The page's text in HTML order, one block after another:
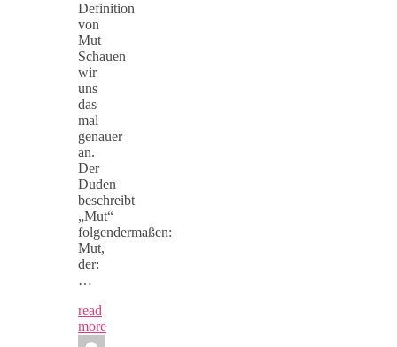
Definition
von
Mut
Schauen
wir
uns
das
mal
genauer
an.
Der
Duden
beschreibt
„Mut“
folgendermaßen:
Mut,
der:
…
read
more